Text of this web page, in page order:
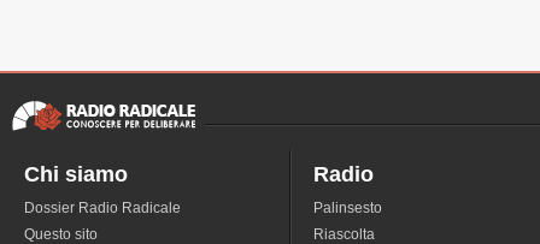
Chi siamo
Dossier Radio Radicale
Questo sito
Radio
Palinsesto
Riascolta